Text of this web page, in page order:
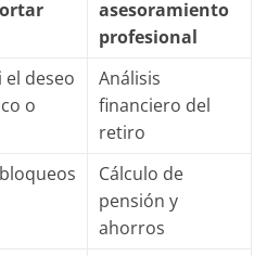
asesoramiento
profesional
el deseo
o
Análisis
financiero del
retiro
Cálculo de
pensión y
ahorros